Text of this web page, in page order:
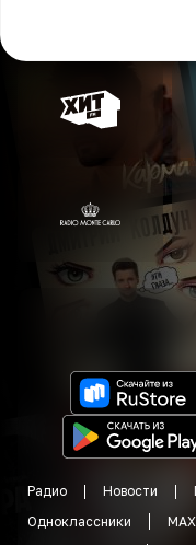
Радио Новости
Одноклассники
MAX